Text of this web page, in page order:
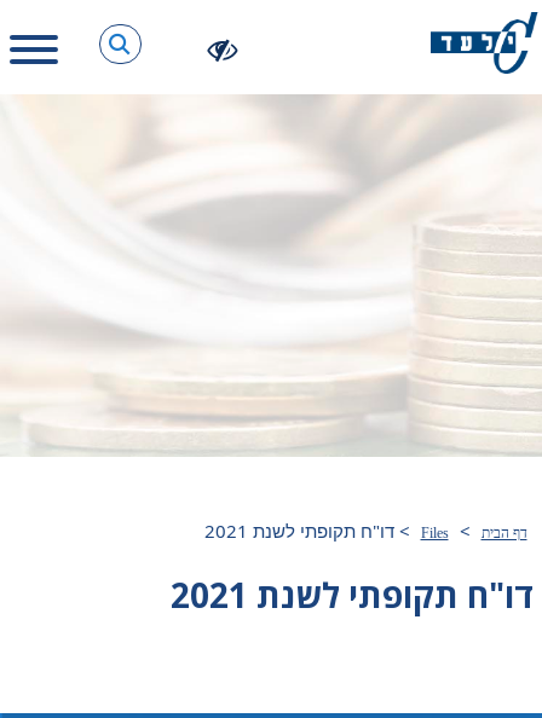
דף הבית >
Files
>דו"ח תקופתי לשנת 2021
דו"ח תקופתי לשנת 2021